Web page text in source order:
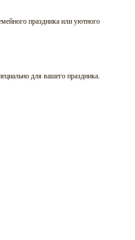
праздника или уютного
для вашего праздника.